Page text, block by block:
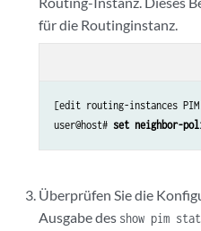
für die Routinginstanz.
[edit routing-instances
user@host# set neighbor-
Überprüfen Sie die
Ausgabe des show pim